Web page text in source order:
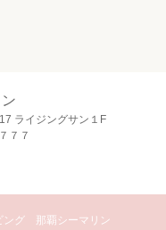
ライジングサン１F
７７
ング 那覇シーマリン